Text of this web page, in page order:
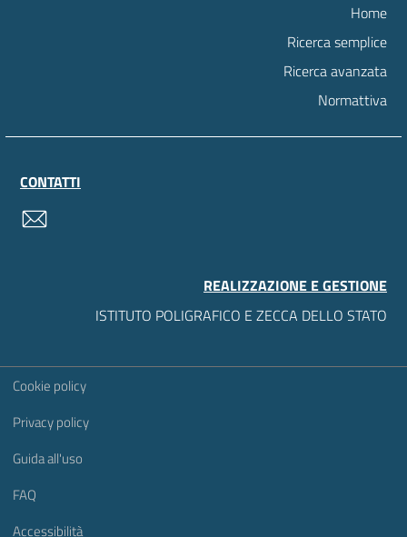
Home
Ricerca semplice
Ricerca avanzata
Normattiva
CONTATTI
REALIZZAZIONE E GESTIONE
ISTITUTO POLIGRAFICO E ZECCA DELLO STATO
Sezione Link Utili
Cookie policy
Privacy policy
Guida all'uso
FAQ
Accessibilità